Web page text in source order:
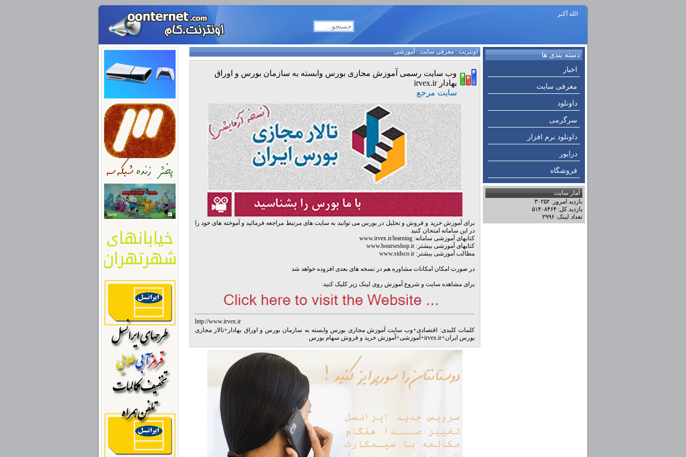
الله أكبر
دسته بندی ها
اخبار
معرفی سایت
داونلود
سرگرمی
داونلود نرم افزار
درایور
فروشگاه
آمار سایت
بازدید امروز: ۳۰۲۵۲
بازدید کل: ۵۱۴۰۸۴۶۴
تعداد لینک: ۲۹۹۶
اونترنت:معرفی سایت:آموزشی
وب سایت رسمی آموزش مجازی بورس وابسته به سازمان بورس و اوراق
بهادار irvex.ir
سایت مرجع
برای آموزش خرید و فروش و تحلیل در بورس می توانید به سایت های مرتبط مراجعه فرمائید و آموخته های خود را
در این سامانه امتحان کنید
کتابهای آموزشی سامانه: www.irvex.ir/learning
کتابهای آموزشی بیشتر: www.bourseshop.ir
مطالب آموزشی بیشتر: www.sidsco.ir
در صورت امکان امکانات مشاوره هم در نسخه های بعدی افزوده خواهد شد
برای مشاهده سایت و شروع آموزش روی لینک زیر کلیک کنید:
http://www.irvex.ir
کلمات کلیدی: اقتصادی+وب سایت آموزش مجازی بورس وابسته به سازمان بورس و اوراق بهادار +تالار مجازی
بورس ایران+
irvex.ir
+آموزشی+آموزش خرید و فروش سهام بورس